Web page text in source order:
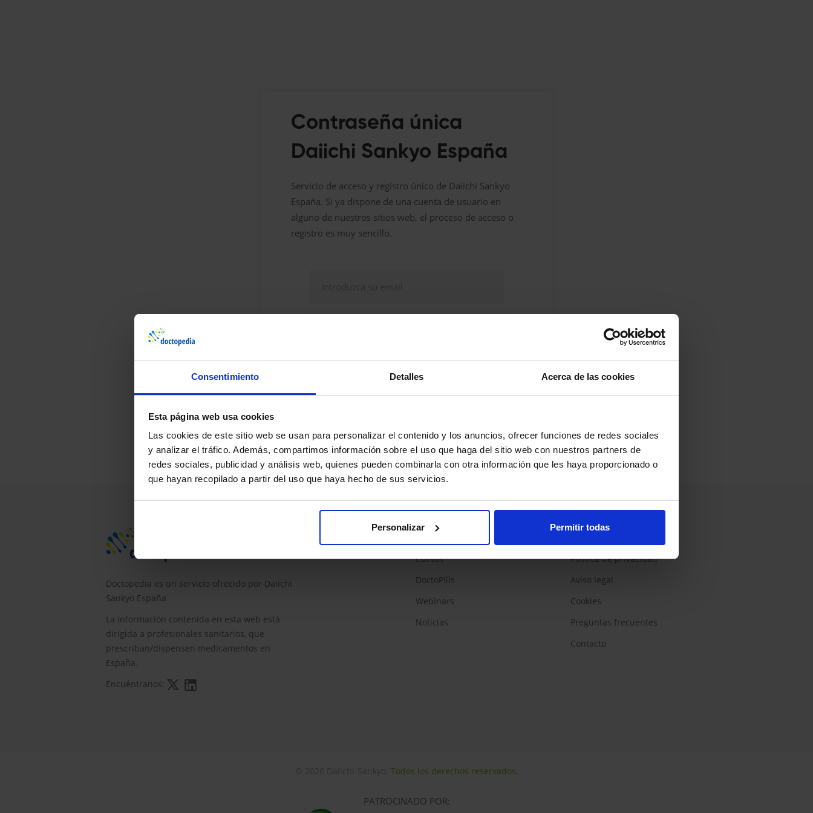
Consentimiento Detalles Acerca de las cookies
Esta página web usa cookies
Las cookies de este sitio web se usan para personalizar el contenido y los anuncios, ofrecer funciones de redes sociales
y analizar el tráfico. Además, compartimos información sobre el uso que haga del sitio web con nuestros partners de
redes sociales, publicidad y análisis web, quienes pueden combinarla con otra información que les haya proporcionado o
que hayan recopilado a partir del uso que haya hecho de sus servicios.
Personalizar Permitir todas
Contraseña única
Daiichi Sankyo España
Servicio de acceso y registro único de Daiichi Sankyo
España. Si ya dispone de una cuenta de usuario en
alguno de nuestros sitios web, el proceso de acceso o
registro es muy sencillo.
Preguntas frecuentes
Doctopedia es un servicio ofrecido por Daiichi
Sankyo España
La información contenida en esta web está
dirigida a profesionales sanitarios, que
prescriban/dispensen medicamentos en
España.
Encuéntranos:
Explorar
Cursos
DoctoPills
Webinars
Noticias
Información
Política de privacidad
Aviso legal
Cookies
Preguntas frecuentes
Contacto
Todos los derechos reservados.
PATROCINADO POR: